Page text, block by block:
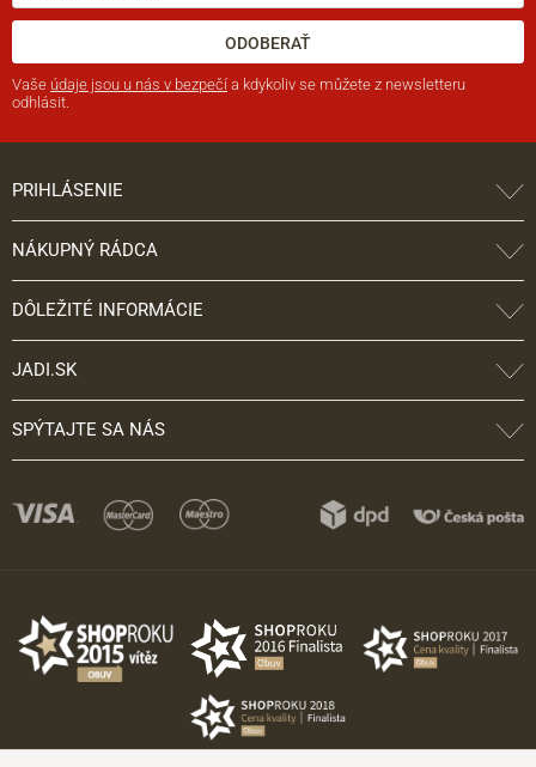
ODOBERAŤ
Vaše údaje jsou u nás v bezpečí a kdykoliv se můžete z newsletteru
odhlásit.
PRIHLÁSENIE
NÁKUPNÝ RÁDCA
DÔLEŽITÉ INFORMÁCIE
JADI.SK
SPÝTAJTE SA NÁS